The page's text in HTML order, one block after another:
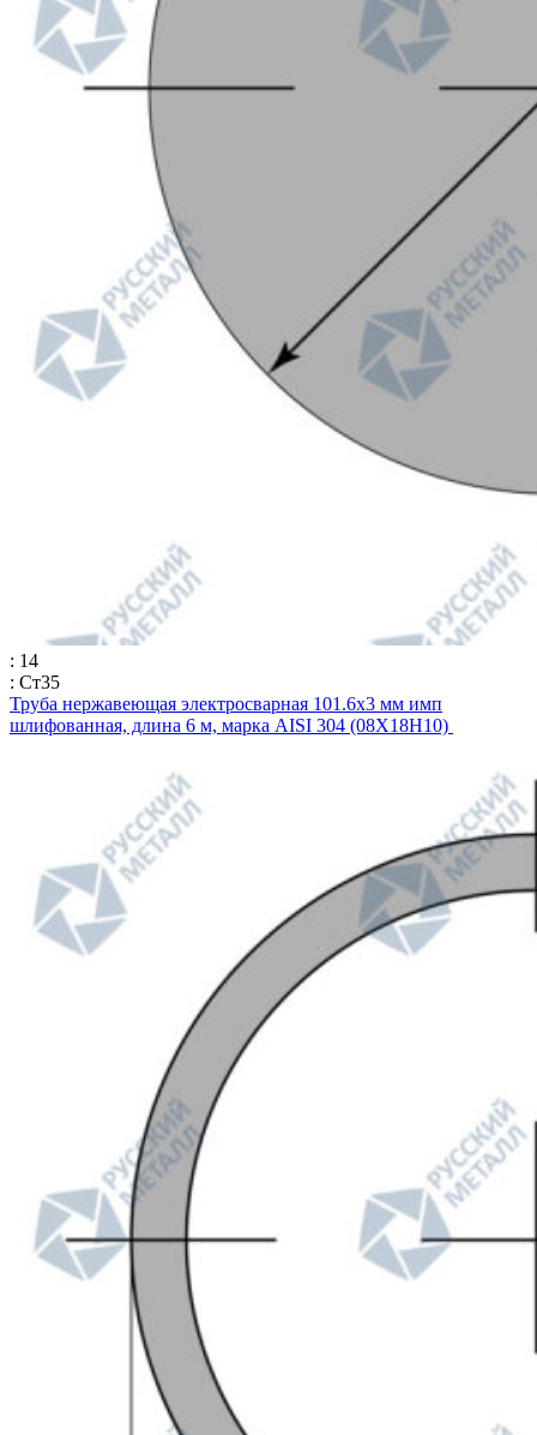
: 14
: Ст35
Труба нержавеющая электросварная 101.6х3 мм имп
шлифованная, длина 6 м, марка AISI 304 (08Х18Н10)